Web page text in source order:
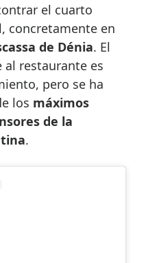
el cuarto
concretamente en
de Dénia. El
al restaurante es
pero se ha
los máximos
de la
.